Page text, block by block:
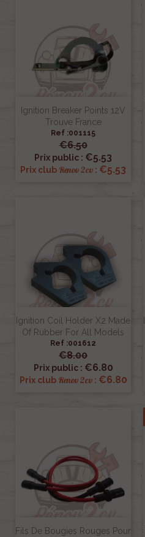
Ignition Breaker Points 12V
Trouve France
Ref :001115
€6.50
Prix public : €5.53
Prix club Renov 2cv : €5.53
Ignition Coil Holder X2 Made
Of Rubber For All Models
Ref :001612
€8.00
Prix public : €6.80
Prix club Renov 2cv: €6.80
Fils De Bougies Rouges Pour